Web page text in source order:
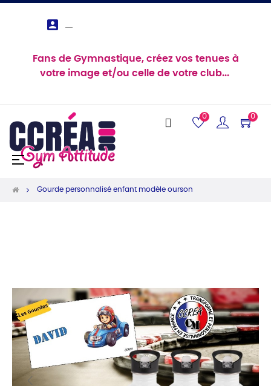

Fans de Gymnastique, créez vos tenues à
votre image et/ou celle de votre club...
0 0
Basculer
navigation
☰
Gourde personnalisé enfant modèle ourson